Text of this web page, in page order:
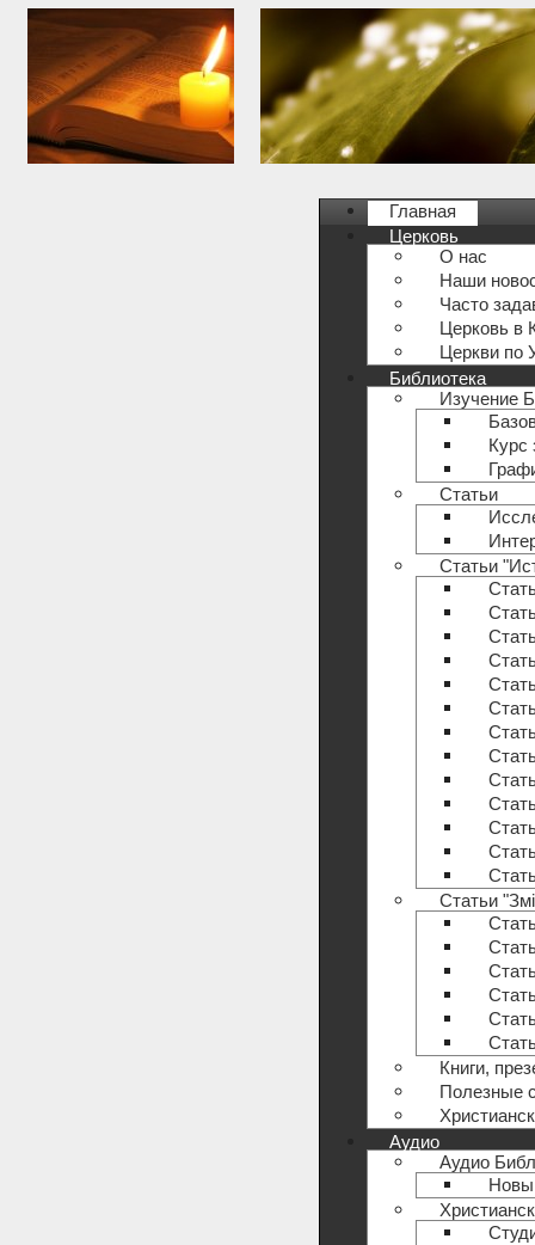
Главная
Церковь
О нас
Наши
Часто
Церковь в
Церкви по
Библиотека
Изучение
Курс
Статьи
Статьи
Статьи
Книги,
Полезные
Аудио
Аудио